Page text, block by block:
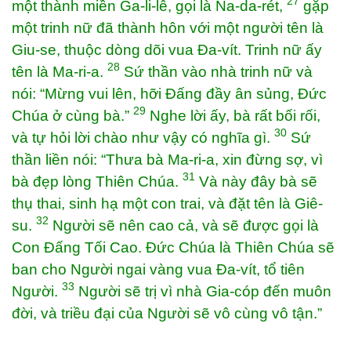
một thành miền Ga-li-lê, gọi là Na-da-rét,
gặp
một trinh nữ đã thành hôn với một người tên là
Giu-se, thuộc dòng dõi vua Đa-vít. Trinh nữ ấy
tên là Ma-ri-a. 28 Sứ thần vào nhà trinh nữ và
nói: “Mừng vui lên, hỡi Đấng đầy ân sủng, Đức
Chúa ở cùng bà.” 29 Nghe lời ấy, bà rất bối rối,
và tự hỏi lời chào như vậy có nghĩa gì. 30 Sứ
thần liền nói: “Thưa bà Ma-ri-a, xin đừng sợ, vì
bà đẹp lòng Thiên Chúa. 31 Và này đây bà sẽ
thụ thai, sinh hạ một con trai, và đặt tên là Giê-
su. 32 Người sẽ nên cao cả, và sẽ được gọi là
Con Đấng Tối Cao. Đức Chúa là Thiên Chúa sẽ
ban cho Người ngai vàng vua Đa-vít, tổ tiên
Người. 33 Người sẽ trị vì nhà Gia-cóp đến muôn
đời, và triều đại của Người sẽ vô cùng vô tận.”